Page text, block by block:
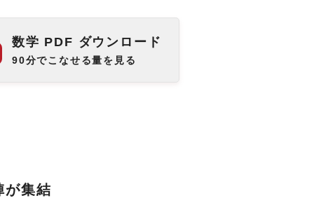
数学 PDF ダウンロード
90分でこなせる量を見る
が集結